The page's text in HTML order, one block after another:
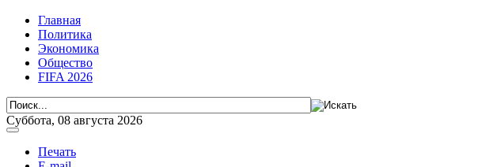
Главная
Политика
Экономика
Общество
FIFA 2026
Суббота, 08 августа 2026
Печать